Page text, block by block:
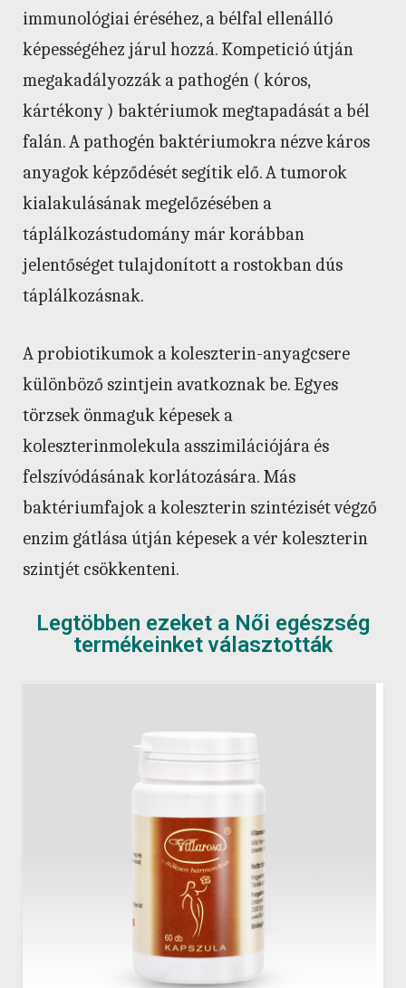
immunológiai éréséhez, a bélfal ellenálló
képességéhez járul hozzá. Kompetició útján
megakadályozzák a pathogén ( kóros,
kártékony ) baktériumok megtapadását a bél
falán. A pathogén baktériumokra nézve káros
anyagok képződését segítik elő. A tumorok
kialakulásának megelőzésében a
táplálkozástudomány már korábban
jelentőséget tulajdonított a rostokban dús
táplálkozásnak.
A probiotikumok a koleszterin-anyagcsere
különböző szintjein avatkoznak be. Egyes
törzsek önmaguk képesek a
koleszterinmolekula asszimilációjára és
felszívódásának korlátozására. Más
baktériumfajok a koleszterin szintézisét végző
enzim gátlása útján képesek a vér koleszterin
szintjét csökkenteni.
Legtöbben ezeket a Női egészség
termékeinket választották